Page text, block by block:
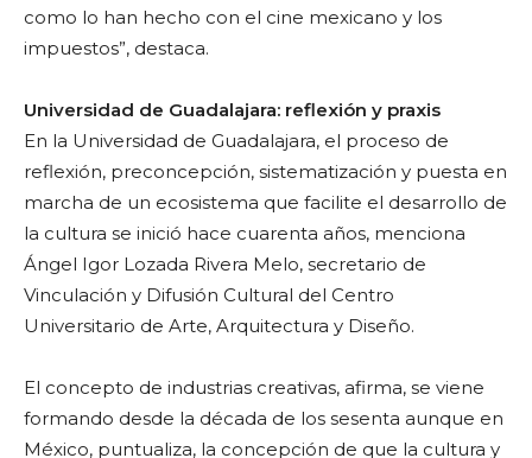
como lo han hecho con el cine mexicano y los
impuestos”, destaca.
Universidad de Guadalajara: reflexión y praxis
En la Universidad de Guadalajara, el proceso de
reflexión, preconcepción, sistematización y puesta en
marcha de un ecosistema que facilite el desarrollo de
la cultura se inició hace cuarenta años, menciona
Ángel Igor Lozada Rivera Melo, secretario de
Vinculación y Difusión Cultural del Centro
Universitario de Arte, Arquitectura y Diseño.
El concepto de industrias creativas, afirma, se viene
formando desde la década de los sesenta aunque en
México, puntualiza, la concepción de que la cultura y